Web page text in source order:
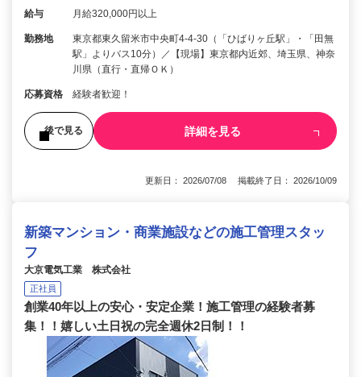
給与 月給320,000円以上
勤務地
東京都東久留米市中央町4-4-30（「ひばりヶ丘駅」・「田無
駅」よりバス10分）／【現場】東京都内近郊、埼玉県、神奈
川県（直行・直帰ＯＫ）
応募資格 経験者歓迎！
後で見る 詳細を見る
更新日： 2026/07/08 掲載終了日： 2026/10/09
新築マンション・商業施設などの施工管理スタッ
フ
大京電気工業 株式会社
正社員
創業40年以上の安心・安定企業！施工管理の経験者募
集！！嬉しい土日祝の完全週休2日制！！